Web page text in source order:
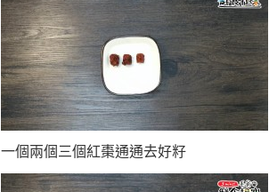
一個兩個三個紅棗通通去好籽